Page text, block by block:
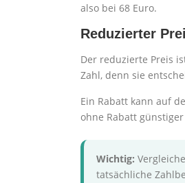
also bei 68 Euro.
Reduzierter
Der reduzierte Preis
Zahl, denn sie
Ein Rabatt kann auf
ohne Rabatt
Wichtig:
tatsächliche